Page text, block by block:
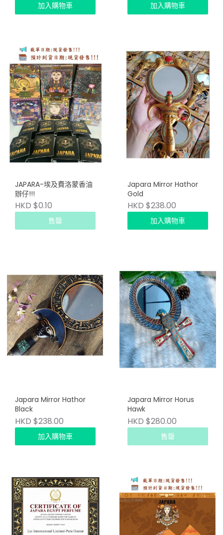
加入購物車 加入購物車
JAPARA-埃及費洛蒙香油
辦仔!!!
HKD $0.10
售罄
Japara Mirror Hathor
Gold
HKD $238.00
加入購物車
Japara Mirror Hathor
Black
HKD $238.00
加入購物車
Japara Mirror Horus
Hawk
HKD $280.00
售罄